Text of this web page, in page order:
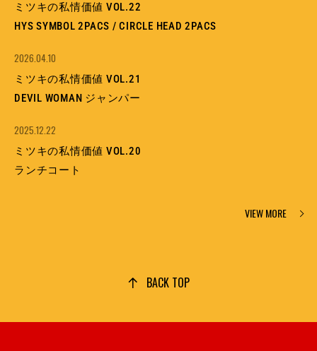
ミツキの私情価値 VOL.22
HYS SYMBOL 2PACS / CIRCLE HEAD 2PACS
2026.04.10
ミツキの私情価値 VOL.21
DEVIL WOMAN ジャンパー
2025.12.22
ミツキの私情価値 VOL.20
ランチコート
VIEW MORE
BACK TOP